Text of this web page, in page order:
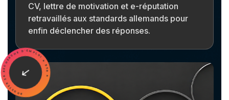
CV, lettre de motivation et e-réputation
retravaillés aux standards allemands pour
enfin déclencher des réponses.